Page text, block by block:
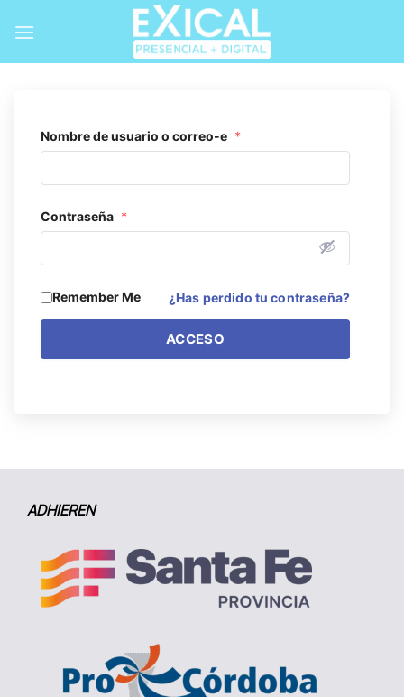
Nombre de usuario o correo-e *
Contraseña *
Remember Me ¿Has perdido tu contraseña?
ACCESO
ADHIEREN